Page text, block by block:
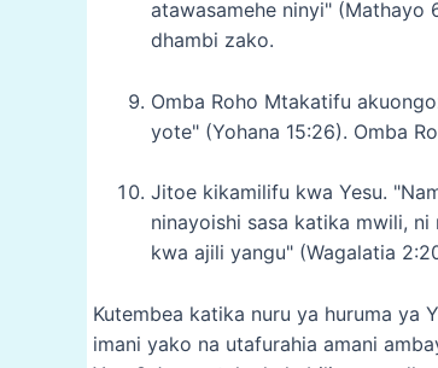
atawasamehe ninyi" (Mathayo
dhambi zako.
Omba Roho Mtakatifu
yote" (Yohana 15:26). Omba
Jitoe kikamilifu kwa Yesu.
ninayoishi sasa katika mwili,
kwa ajili yangu" (Wagalatia
Kutembea katika nuru ya huruma ya
imani yako na utafurahia amani